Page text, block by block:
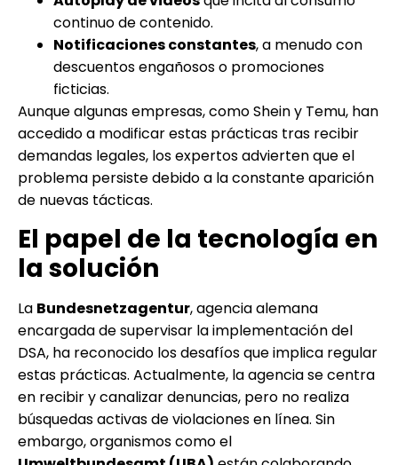
continuo de contenido.
Notificaciones constantes, a menudo con
descuentos engañosos o promociones
ficticias.
Aunque algunas empresas, como Shein y Temu, han
accedido a modificar estas prácticas tras recibir
demandas legales, los expertos advierten que el
problema persiste debido a la constante aparición
de nuevas tácticas.
El papel de la tecnología en
la solución
La Bundesnetzagentur, agencia alemana
encargada de supervisar la implementación del
DSA, ha reconocido los desafíos que implica regular
estas prácticas. Actualmente, la agencia se centra
en recibir y canalizar denuncias, pero no realiza
búsquedas activas de violaciones en línea. Sin
embargo, organismos como el